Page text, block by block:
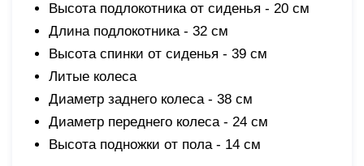
Высота подлокотника от сиденья - 20 см
Длина подлокотника - 32 см
Высота спинки от сиденья - 39 см
Литые колеса
Диаметр заднего колеса - 38 см
Диаметр переднего колеса - 24 см
Высота подножки от пола - 14 см